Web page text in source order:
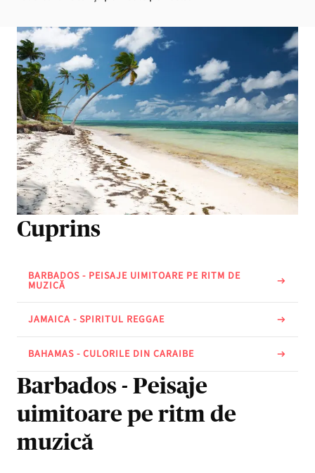
Cuprins
BARBADOS - PEISAJE UIMITOARE PE RITM DE
MUZICĂ
JAMAICA - SPIRITUL REGGAE
BAHAMAS - CULORILE DIN CARAIBE
Barbados - Peisaje
uimitoare pe ritm de
muzică